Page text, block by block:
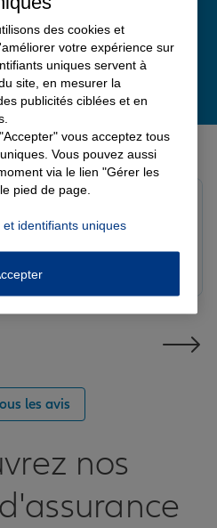
agences Allianz
les avis
nos
des cookies et
votre expérience sur
uniques servent à
site, en mesurer la
publicités ciblées et en
vous acceptez tous
Vous pouvez aussi
via le lien "Gérer les
pied de page.
identifiants uniques